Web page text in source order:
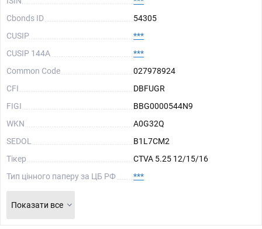
Cbonds ID
54305
CUSIP
***
CUSIP 144A
***
Common Code
027978924
CFI
DBFUGR
FIGI
BBG0000544N9
WKN
A0G32Q
SEDOL
B1L7CM2
Тікер
CTVA 5.25 12/15/16
Тип цінного паперу за ЦБ РФ
***
Показати все